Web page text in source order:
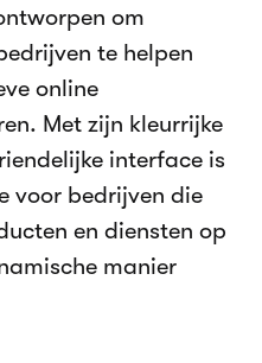
om
te helpen
online
Met zijn kleurrijke
interface is
voor bedrijven die
en diensten op
manier